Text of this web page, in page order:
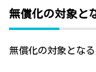
無償化の対象と
無償化の対象となる